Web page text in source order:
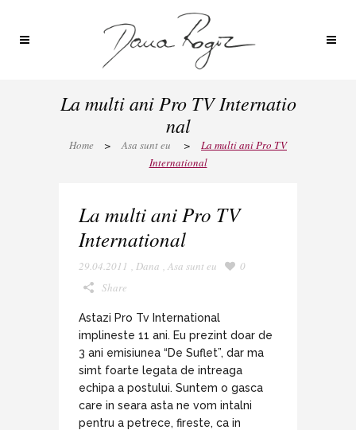
La multi ani Pro TV Internatio
nal
Home > Asa sunt eu >
La multi ani Pro TV
International
La multi ani Pro TV
International
29.04.2011 , Dana , Asa sunt eu
0
Share
Astazi Pro Tv International
implineste 11 ani. Eu prezint doar de
3 ani emisiunea “De Suflet”, dar ma
simt foarte legata de intreaga
echipa a postului. Suntem o gasca
care in seara asta ne vom intalni
pentru a petrece, fireste, ca in